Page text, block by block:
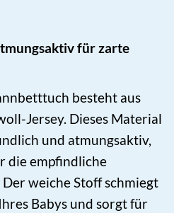
für zarte
besteht aus
Jersey. Dieses Material
und atmungsaktiv,
die empfindliche
weiche Stoff schmiegt
Babys und sorgt für